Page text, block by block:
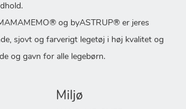
og byASTRUP® er jeres
sjovt og farverigt legetøj i høj kvalitet og
og gavn for alle legebørn.
Miljø